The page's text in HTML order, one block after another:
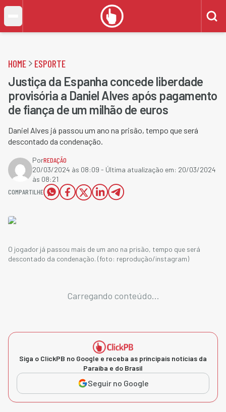
HOME ESPORTE
Justiça da Espanha concede liberdade
provisória a Daniel Alves após pagamento
de fiança de um milhão de euros
Daniel Alves já passou um ano na prisão, tempo que será
descontado da condenação.
PorREDAÇÃO
20/03/2024 às 08:09 - Última atualização em: 20/03/2024
às 08:21
COMPARTILHE
O jogador já passou mais de um ano na prisão, tempo que será
descontado da condenação. (foto: reprodução/instagram)
Carregando conteúdo...
Siga o ClickPB no Google e receba as principais notícias da
Paraíba e do Brasil
Seguir no Google